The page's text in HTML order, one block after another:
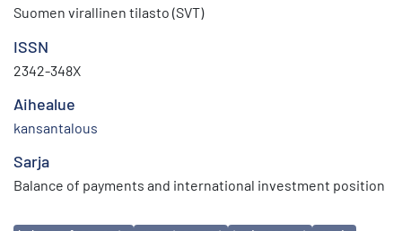
Suomen virallinen tilasto (SVT)
ISSN
2342-348X
Aihealue
kansantalous
Sarja
Balance of payments and international investment position
Avainsanat